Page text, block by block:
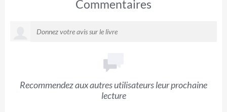
Commentaires
Recommendez aux autres utilisateurs leur prochaine
lecture